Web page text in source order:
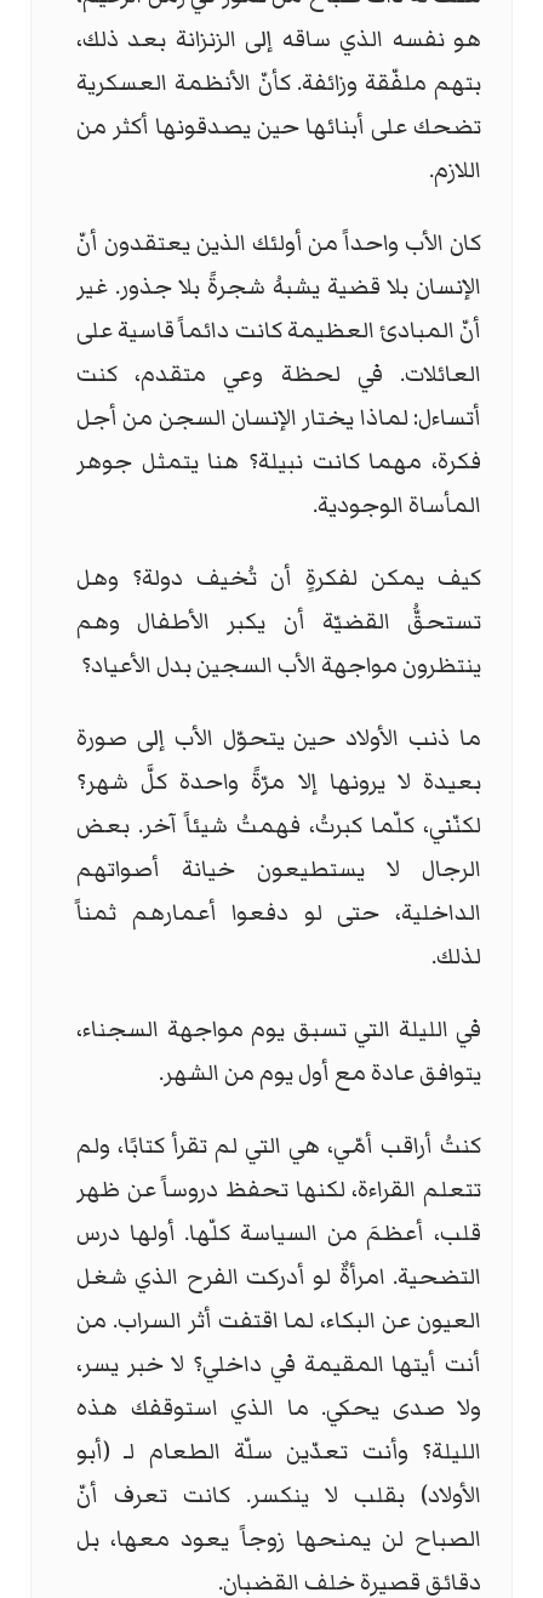
هو نفسه الذي ساقه إلى الزنزانة بعد ذلك،
بتهم ملفّقة وزائفة. كأنّ الأنظمة العسكرية
تضحك على أبنائها حين يصدقونها أكثر من
اللازم.
كان الأب واحداً من أولئك الذين يعتقدون أنّ
الإنسان بلا قضية يشبهُ شجرةً بلا جذور. غير
أنّ المبادئ العظيمة كانت دائماً قاسية على
العائلات. في لحظة وعي متقدم، كنت
أتساءل: لماذا يختار الإنسان السجن من أجل
فكرة، مهما كانت نبيلة؟ هنا يتمثل جوهر
المأساة الوجودية.
كيف يمكن لفكرةٍ أن تُخيف دولة؟ وهل
تستحقُّ القضيّة أن يكبر الأطفال وهم
ينتظرون مواجهة الأب السجين بدل الأعياد؟
ما ذنب الأولاد حين يتحوّل الأب إلى صورة
بعيدة لا يرونها إلا مرّةً واحدة كلَّ شهر؟
لكنّني، كلّما كبرتُ، فهمتُ شيئاً آخر. بعض
الرجال لا يستطيعون خيانة أصواتهم
الداخلية، حتى لو دفعوا أعمارهم ثمناً
لذلك.
في الليلة التي تسبق يوم مواجهة السجناء،
يتوافق عادة مع أول يوم من الشهر.
كنتُ أراقب أمّي، هي التي لم تقرأ كتابًا، ولم
تتعلم القراءة، لكنها تحفظ دروساً عن ظهر
قلب، أعظمَ من السياسة كلّها. أولها درس
التضحية. امرأةٌ لو أدركت الفرح الذي شغل
العيون عن البكاء، لما اقتفت أثر السراب. من
أنت أيتها المقيمة في داخلي؟ لا خبر يسر،
ولا صدى يحكي. ما الذي استوقفك هذه
الليلة؟ وأنت تعدّين سلّة الطعام لـ (أبو
الأولاد) بقلب لا ينكسر. كانت تعرف أنّ
الصباح لن يمنحها زوجاً يعود معها، بل
دقائق قصيرة خلف القضبان.